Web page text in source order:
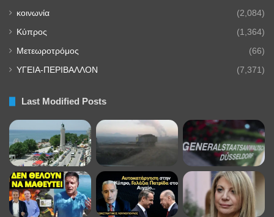
κοινωνία (2,084)
Κύπρος (1,364)
Μετεωροτρόμος (66)
ΥΓΕΙΑ-ΠΕΡΙΒΑΛΛΟΝ (7,371)
Last Modified Posts